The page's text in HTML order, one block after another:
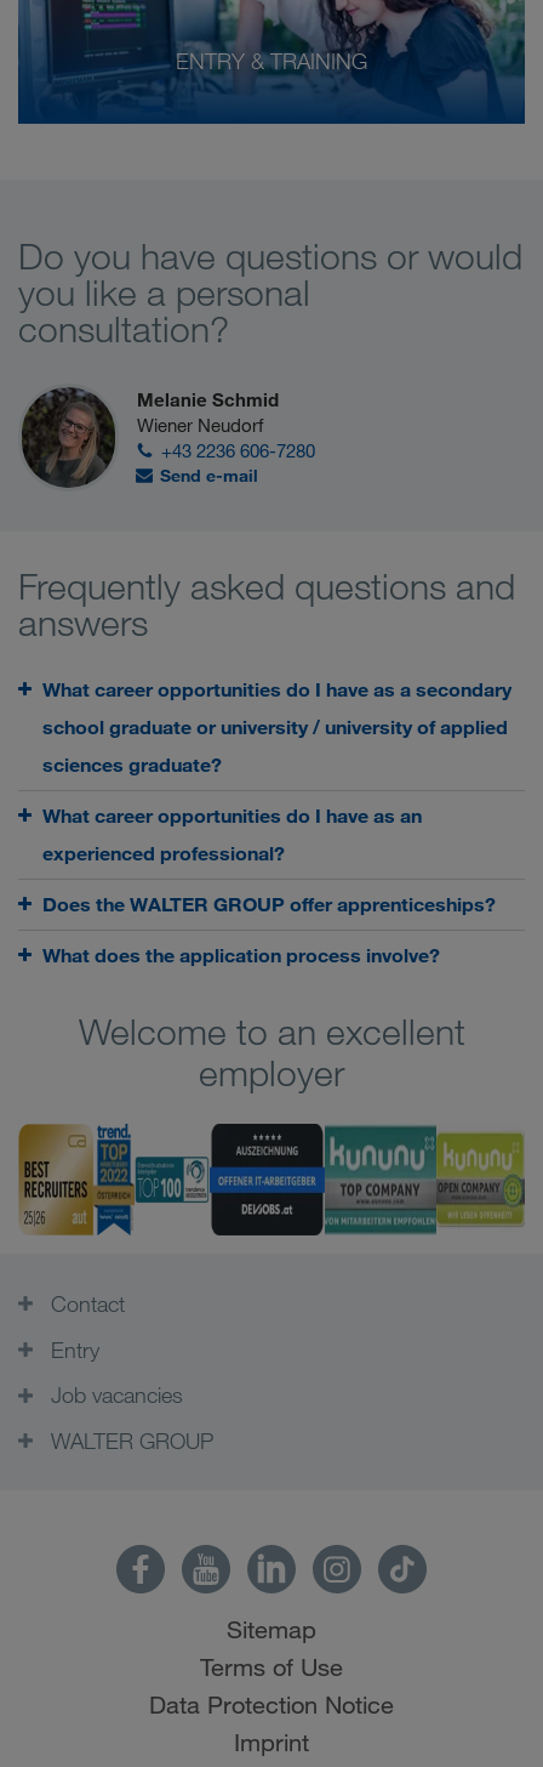
ENTRY & TRAINING
Do you have questions or would
you like a personal
consultation?
Melanie Schmid
Wiener Neudorf
+43 2236 606-7280
Send e-mail
Frequently asked questions and
answers
What career opportunities do I have as a secondary
school graduate or university / university of applied
sciences graduate?
What career opportunities do I have as an
experienced professional?
Does the WALTER GROUP offer apprenticeships?
What does the application process involve?
Welcome to an excellent
employer
Contact
Entry
Job vacancies
WALTER GROUP
Sitemap
Terms of Use
Data Protection Notice
Imprint